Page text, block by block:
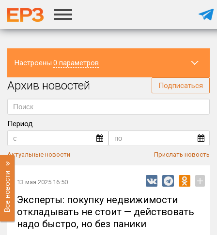
Настроены 0 параметров
Регион
Архив новостей Подписаться
Период
Актуальные новости Прислать новость
Все новости 13 мая 2025 16:50 +
Эксперты: покупку недвижимости
откладывать не стоит — действовать
надо быстро, но без паники